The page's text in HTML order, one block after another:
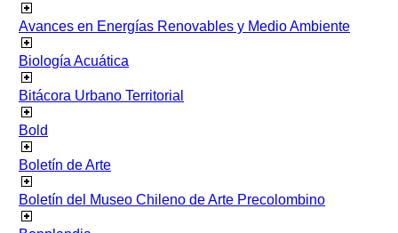
Avances en Energías Renovables y Medio Ambiente
Biología Acuática
Bitácora Urbano Territorial
Bold
Boletín de Arte
Boletín del Museo Chileno de Arte Precolombino